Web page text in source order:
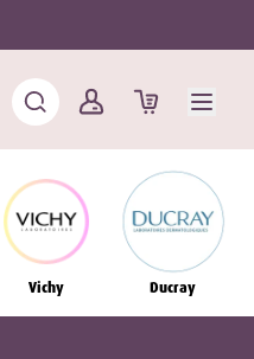
Vichy Ducray